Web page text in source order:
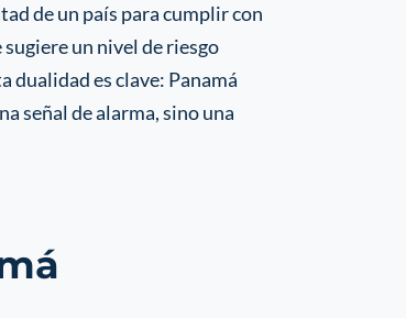
de un país para cumplir con
sugiere un nivel de riesgo
dualidad es clave: Panamá
señal de alarma, sino una